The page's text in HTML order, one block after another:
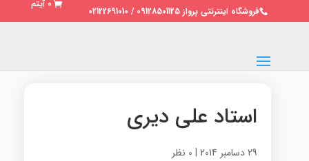
فروشگاه اینترنتی پرواز 09128501125 / 02122691010
0 آیتم
استاد علی دیری
29 دسامبر 2014 | 0 نظر